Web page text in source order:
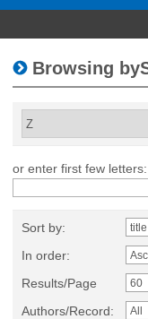
Browsing
or enter first few letters:
Sort by:
In order:
Results/Page
Authors/Record: